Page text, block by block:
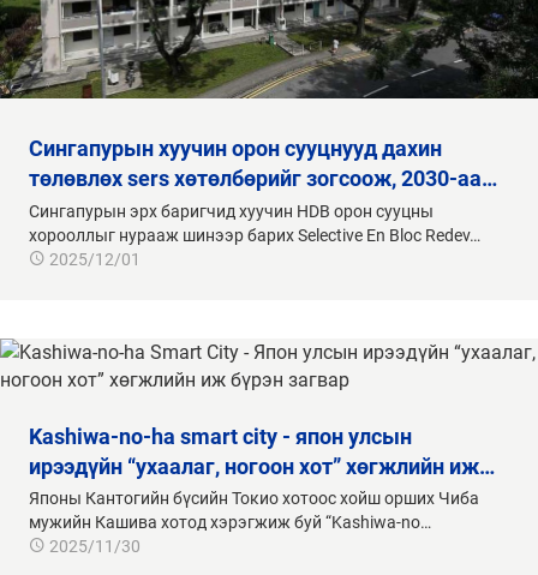
сингапурын хуучин орон сууцнууд дахин
төлөвлөх sers хөтөлбөрийг зогсоож, 2030-аа…
Сингапурын эрх баригчид хуучин HDB орон сууцны
хорооллыг нурааж шинээр барих Selective En Bloc Redev…
2025/12/01
kashiwa-no-ha smart city - япон улсын
ирээдүйн “ухаалаг, ногоон хот” хөгжлийн иж…
Японы Кантогийн бүсийн Токио хотоос хойш орших Чиба
мужийн Кашива хотод хэрэгжиж буй “Kashiwa-no…
2025/11/30